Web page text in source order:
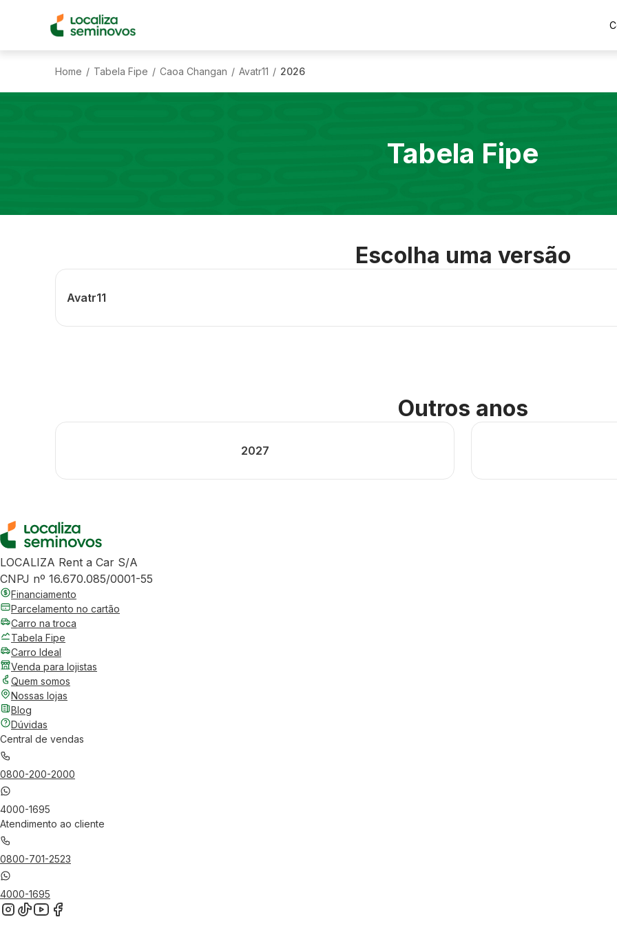
Home / Tabela Fipe / Caoa Changan / Avatr11 / 2026
Tabela Fipe
Escolha uma versão
Avatr11
Outros anos
2027
LOCALIZA Rent a Car S/A
CNPJ nº 16.670.085/0001-55
Financiamento
Parcelamento no cartão
Carro na troca
Tabela Fipe
Carro Ideal
Venda para lojistas
Quem somos
Nossas lojas
Blog
Dúvidas
Central de vendas
0800-200-2000
4000-1695
Atendimento ao cliente
0800-701-2523
4000-1695